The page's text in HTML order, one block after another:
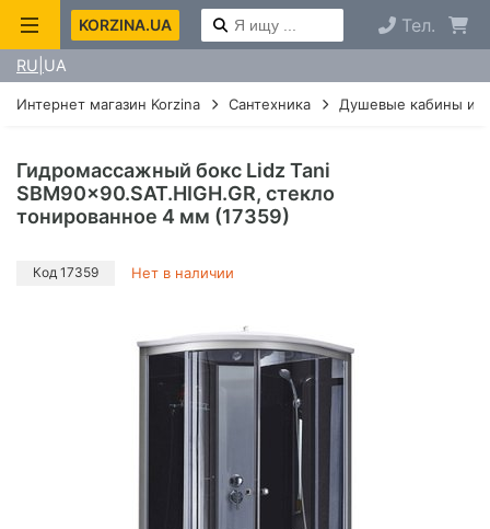
KORZINA.UA Тел.
RU UA
Интернет магазин Korzina Сантехника Душевые кабины и
Гидромассажный бокс Lidz Tani
SBM90x90.SAT.HIGH.GR, стекло
тонированное 4 мм (17359)
Код 17359 Нет в наличии